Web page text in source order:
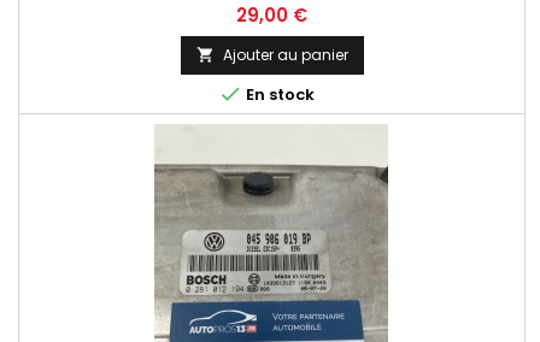
Prix
29,00 €
 Ajouter au panier
 En stock